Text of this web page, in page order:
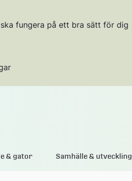
fungera på ett bra sätt för dig
& gator Samhälle & utveckling